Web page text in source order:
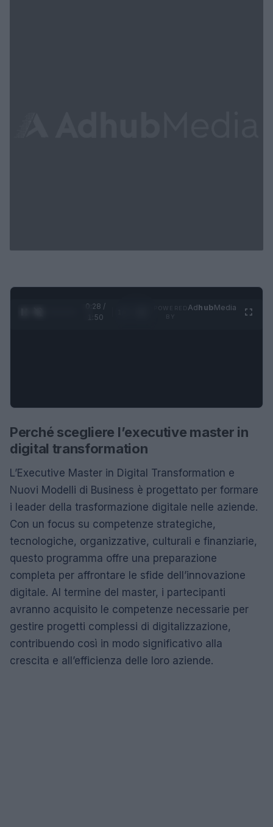
0:28 /
1:50
AdhubMedia
Perché scegliere l’executive master in
digital transformation
L’Executive Master in Digital Transformation e
Nuovi Modelli di Business è progettato per formare
i leader della trasformazione digitale nelle aziende.
Con un focus su competenze strategiche,
tecnologiche, organizzative, culturali e finanziarie,
questo programma offre una preparazione
completa per affrontare le sfide dell’innovazione
digitale. Al termine del master, i partecipanti
avranno acquisito le competenze necessarie per
gestire progetti complessi di digitalizzazione,
contribuendo così in modo significativo alla
crescita e all’efficienza delle loro aziende.